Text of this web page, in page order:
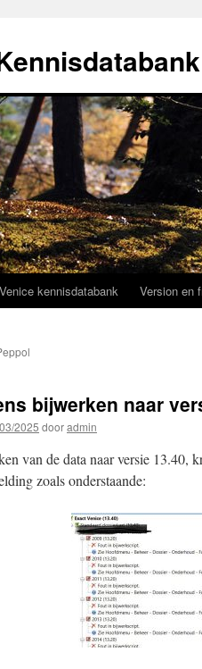
kennisdatabank Version en
bijwerken naar
2025 dooradmin
van de data naar versie 13.40,
zoals onderstaande: